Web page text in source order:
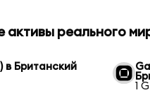
активы реального
в Британский
1